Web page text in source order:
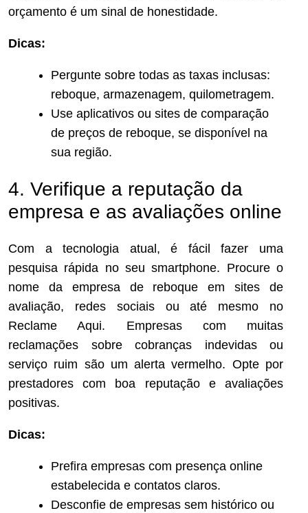
orçamento é um sinal de honestidade.
Dicas:
Pergunte sobre todas as taxas inclusas:
reboque, armazenagem, quilometragem.
Use aplicativos ou sites de comparação
de preços de reboque, se disponível na
sua região.
4. Verifique a reputação da
empresa e as avaliações online
Com a tecnologia atual, é fácil fazer uma
pesquisa rápida no seu smartphone. Procure o
nome da empresa de reboque em sites de
avaliação, redes sociais ou até mesmo no
Reclame Aqui. Empresas com muitas
reclamações sobre cobranças indevidas ou
serviço ruim são um alerta vermelho. Opte por
prestadores com boa reputação e avaliações
positivas.
Dicas:
Prefira empresas com presença online
estabelecida e contatos claros.
Desconfie de empresas sem histórico ou